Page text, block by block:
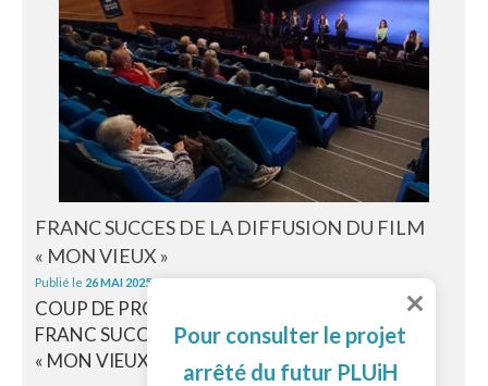
FRANC SUCCES DE LA DIFFUSION DU FILM
« MON VIEUX »
Publié le 26 MAI 2025
COUP DE PROJECTEUR SUR LES AIDANTS :
FRANC SUCCES DE LA DIFFUSION DU FILM
« MON VIEUX »...
Lire la suite
Pour consulter le projet
arrêté du futur PLUiH